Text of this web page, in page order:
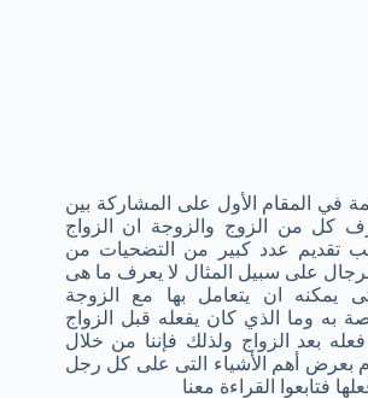
في المقام الأول على المشاركة بين
كل من الزوج والزوجة ان الزواج
تقديم عدد كبير من التضحيات من
على سبيل المثال لا يعرف ما هى
يمكنه ان يتعامل بها مع الزوجة
به وما الذي كان يفعله قبل الزواج
بعد الزواج ولذلك فإننا من خلال
بعرض أهم الأشياء التى على كل رجل
فتابعوا القراءة معنا